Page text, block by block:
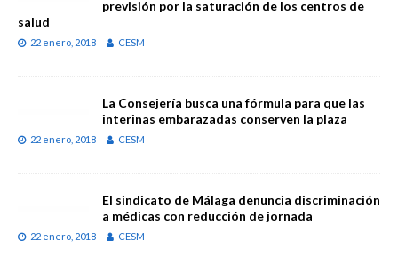
previsión por la saturación de los centros de
salud
22 enero, 2018 CESM
La Consejería busca una fórmula para que las
interinas embarazadas conserven la plaza
22 enero, 2018 CESM
El sindicato de Málaga denuncia discriminación
a médicas con reducción de jornada
22 enero, 2018 CESM